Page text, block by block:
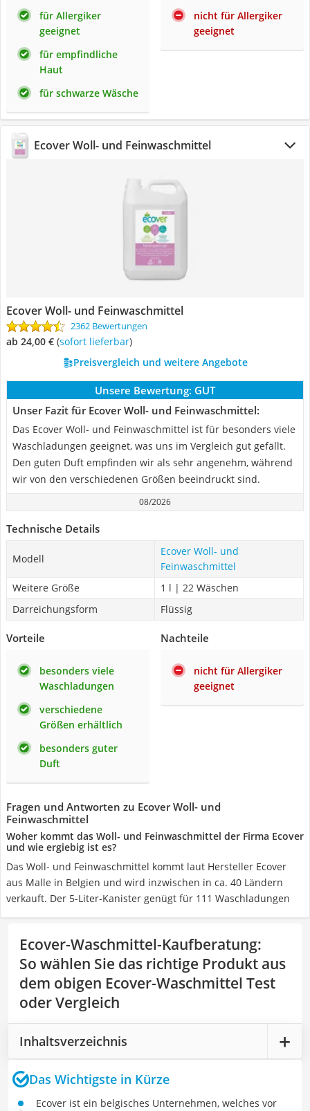
für Allergiker
geeignet
für empfindliche
Haut
für schwarze Wäsche
nicht für Allergiker
geeignet
Ecover Woll- und Feinwaschmittel
Ecover Woll- und Feinwaschmittel
2362 Bewertungen
ab 24,00 € ( Sofort lieferbar)
Preisvergleich und weitere Angebote
Unsere Bewertung: GUT
Unser Fazit für Ecover Woll- und Feinwaschmittel:
Das Ecover Woll- und Feinwaschmittel ist für besonders viele
Waschladungen geeignet, was uns im Vergleich gut gefällt.
Den guten Duft empfinden wir als sehr angenehm, während
wir von den verschiedenen Größen beeindruckt sind.
08/2026
Technische Details
Modell
Ecover Woll- und
Feinwaschmittel
Weitere Größe
1 l | 22 Wäschen
Darreichungsform
Flüssig
Vorteile
besonders viele
Waschladungen
verschiedene
Größen erhältlich
besonders guter
Duft
Nachteile
nicht für Allergiker
geeignet
Fragen und Antworten zu Ecover Woll- und
Feinwaschmittel
Woher kommt das Woll- und Feinwaschmittel der Firma Ecover
und wie ergiebig ist es?
Das Woll- und Feinwaschmittel kommt laut Hersteller Ecover
aus Malle in Belgien und wird inzwischen in ca. 40 Ländern
verkauft. Der 5-Liter-Kanister genügt für 111 Waschladungen
Ecover-Waschmittel-Kaufberatung:
So wählen Sie das richtige Produkt aus
dem obigen Ecover-Waschmittel Test
oder Vergleich
Inhaltsverzeichnis
Das Wichtigste in Kürze
Ecover ist ein belgisches Unternehmen, welches vor